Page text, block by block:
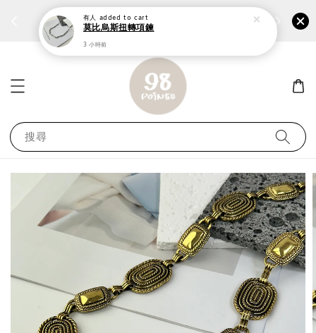
個性鋼戒任兩件1300⚡ 加
搜尋
有人 added to cart
莫比烏斯扭轉項鍊
3 小時前